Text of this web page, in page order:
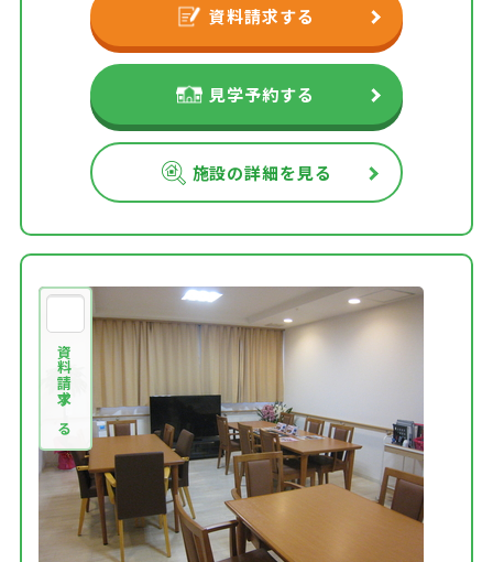
資料請求する
見学予約する
施設の詳細を見る
資料請求する